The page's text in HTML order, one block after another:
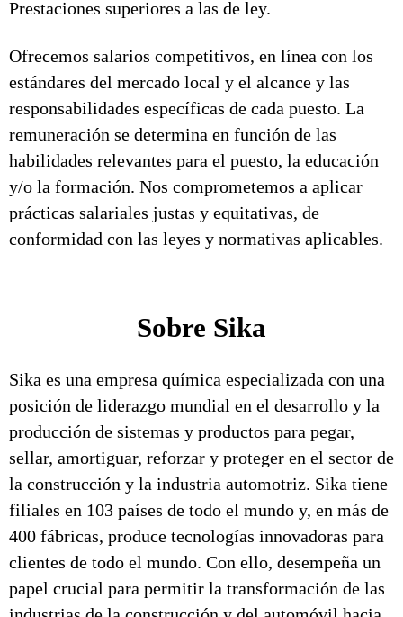
Prestaciones superiores a las de ley.
Ofrecemos salarios competitivos, en línea con los
estándares del mercado local y el alcance y las
responsabilidades específicas de cada puesto. La
remuneración se determina en función de las
habilidades relevantes para el puesto, la educación
y/o la formación. Nos comprometemos a aplicar
prácticas salariales justas y equitativas, de
conformidad con las leyes y normativas aplicables.
Sobre Sika
Sika es una empresa química especializada con una
posición de liderazgo mundial en el desarrollo y la
producción de sistemas y productos para pegar,
sellar, amortiguar, reforzar y proteger en el sector de
la construcción y la industria automotriz. Sika tiene
filiales en 103 países de todo el mundo y, en más de
400 fábricas, produce tecnologías innovadoras para
clientes de todo el mundo. Con ello, desempeña un
papel crucial para permitir la transformación de las